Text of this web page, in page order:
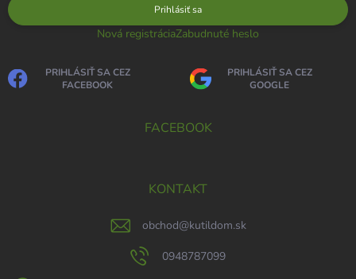
Prihlásiť sa
Nová registráciaZabudnuté heslo
PRIHLÁSIŤ SA CEZ
FACEBOOK
PRIHLÁSIŤ SA CEZ
GOOGLE
FACEBOOK
KONTAKT
obchod@kutildom.sk
0948787099